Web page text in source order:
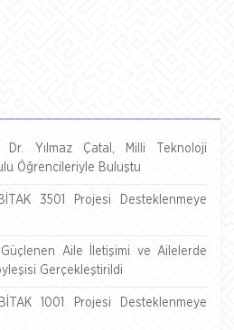
Dr. Yılmaz Çatal, Milli Teknoloji
Öğrencileriyle Buluştu
3501 Projesi Desteklenmeye
Güçlenen Aile İletişimi ve Ailelerde
Gerçekleştirildi
1001 Projesi Desteklenmeye